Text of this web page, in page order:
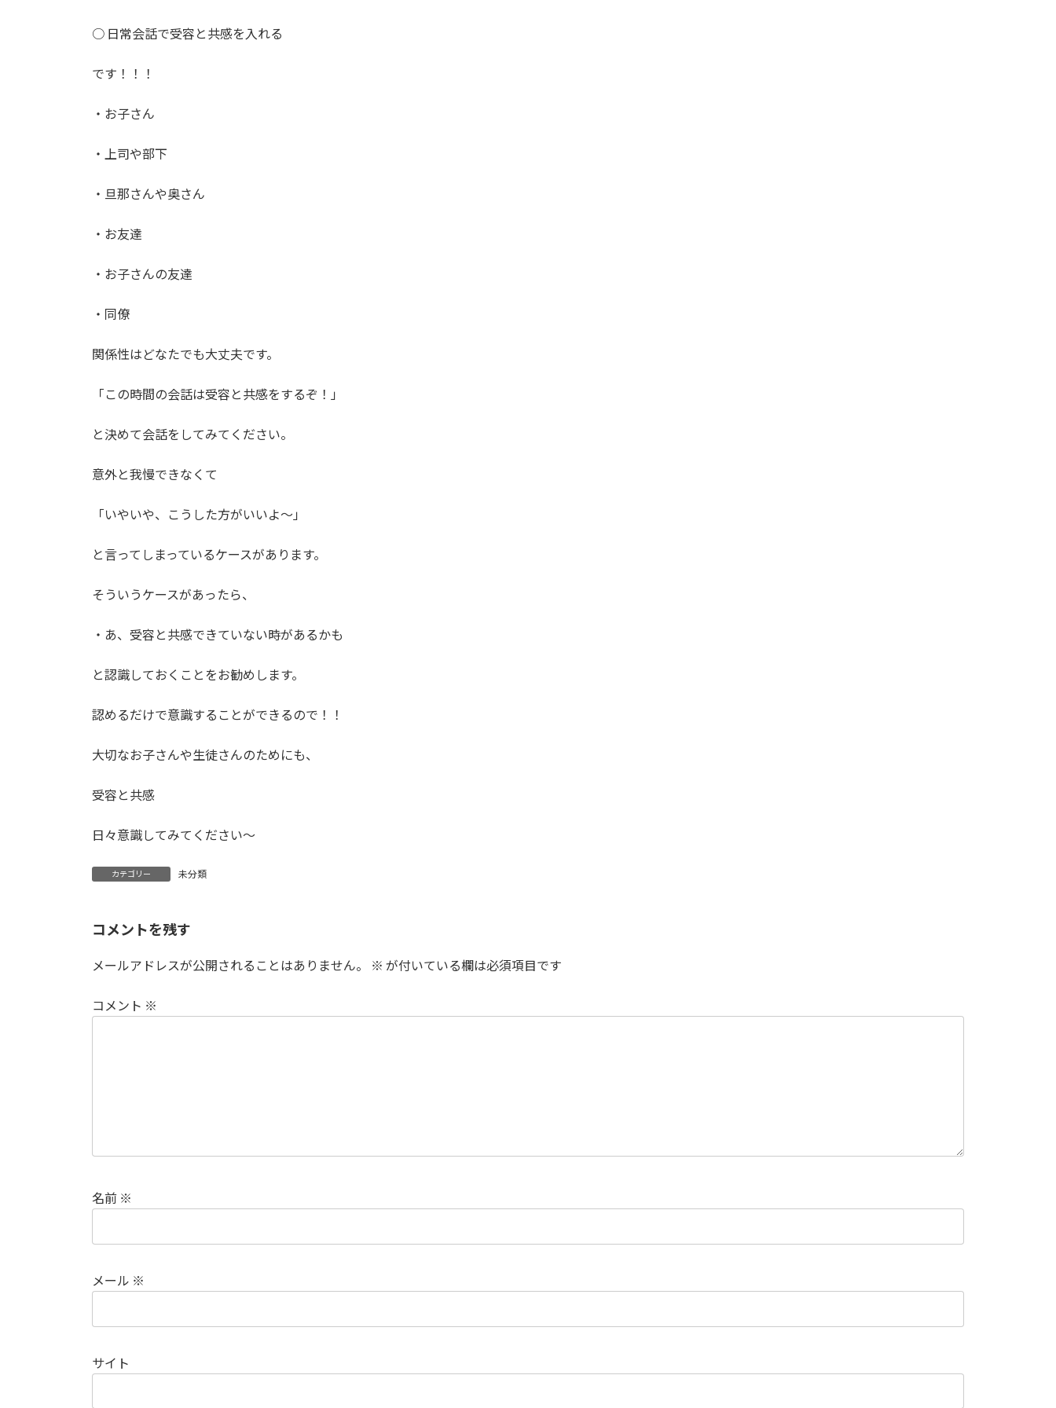
○ 日常会話で受容と共感を入れる
です！！！
・お子さん
・上司や部下
・旦那さんや奥さん
・お友達
・お子さんの友達
・同僚
関係性はどなたでも大丈夫です。
「この時間の会話は受容と共感をするぞ！」
と決めて会話をしてみてください。
意外と我慢できなくて
「いやいや、こうした方がいいよ〜」
と言ってしまっているケースがあります。
そういうケースがあったら、
・あ、受容と共感できていない時があるかも
と認識しておくことをお勧めします。
認めるだけで意識することができるので！！
大切なお子さんや生徒さんのためにも、
受容と共感
日々意識してみてください〜
カテゴリー 未分類
コメントを残す
メールアドレスが公開されることはありません。 ※ が付いている欄は必須項目です
コメント ※
名前 ※
メール ※
サイト